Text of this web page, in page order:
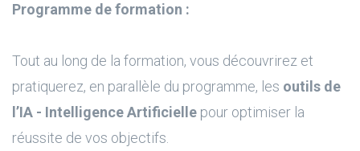
Programme de formation :
Tout au long de la formation, vous découvrirez et
pratiquerez, en parallèle du programme, les outils de
l’IA - Intelligence Artificielle pour optimiser la
réussite de vos objectifs.